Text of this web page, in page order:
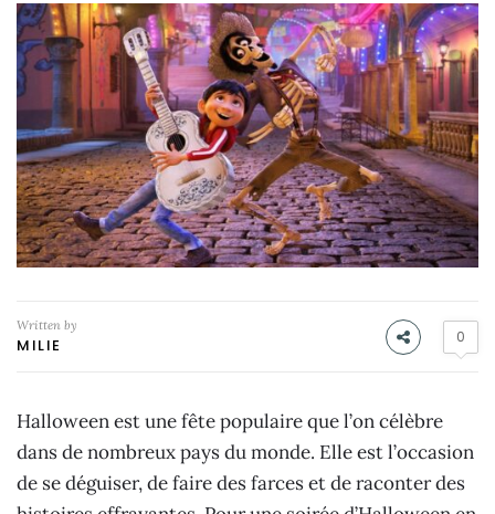
Written by
MILIE 0
Halloween est une fête populaire que l’on célèbre
dans de nombreux pays du monde. Elle est l’occasion
de se déguiser, de faire des farces et de raconter des